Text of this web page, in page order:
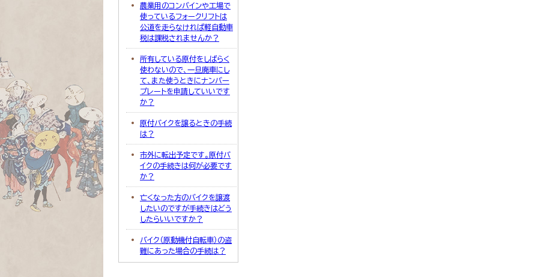
農業用のコンバインや工場で
使っているフォークリフトは
公道を走らなければ軽自動車
税は課税されませんか？
所有している原付をしばらく
使わないので、一旦廃車にし
て、また使うときにナンバー
プレートを申請していいです
か？
原付バイクを譲るときの手続
は？
市外に転出予定です。原付バ
イクの手続きは何が必要です
か？
亡くなった方のバイクを譲渡
したいのですが手続きはどう
したらいいですか？
バイク（原動機付自転車）の盗
難にあった場合の手続は？